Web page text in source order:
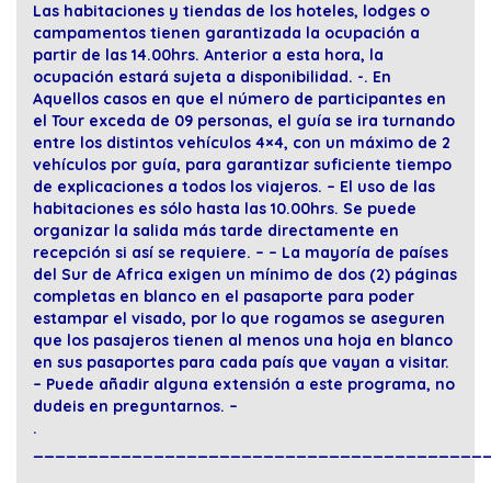
Las habitaciones y tiendas de los hoteles, lodges o
campamentos tienen garantizada la ocupación a
partir de las 14.00hrs. Anterior a esta hora, la
ocupación estará sujeta a disponibilidad. -. En
Aquellos casos en que el número de participantes en
el Tour exceda de 09 personas, el guía se ira turnando
entre los distintos vehículos 4×4, con un máximo de 2
vehículos por guía, para garantizar suficiente tiempo
de explicaciones a todos los viajeros. – El uso de las
habitaciones es sólo hasta las 10.00hrs. Se puede
organizar la salida más tarde directamente en
recepción si así se requiere. – – La mayoría de países
del Sur de Africa exigen un mínimo de dos (2) páginas
completas en blanco en el pasaporte para poder
estampar el visado, por lo que rogamos se aseguren
que los pasajeros tienen al menos una hoja en blanco
en sus pasaportes para cada país que vayan a visitar.
– Puede añadir alguna extensión a este programa, no
dudeis en preguntarnos. –
.